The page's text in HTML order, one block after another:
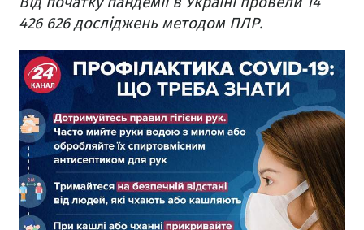
426 626 досліджень методом ПЛР.